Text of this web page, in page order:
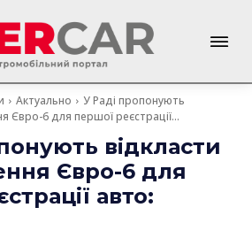
Актуально
У Раді пропонують
Євро-6 для першої реєстрації...
відкласти
Євро-6 для
авто: